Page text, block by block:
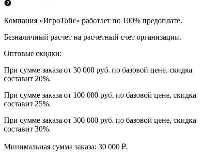
Компания «ИгроТойс» работает по 100% предоплате.
Безналичный расчет на расчетный счет организации.
Оптовые скидки:
При сумме заказа от 30 000 руб. по базовой цене, скидка
составит 20%.
При сумме заказа от 100 000 руб. по базовой цене, скидка
составит 25%.
При сумме заказа от 300 000 руб. по базовой цене, скидка
составит 30%.
Минимальная сумма заказа: 30 000 ₽.